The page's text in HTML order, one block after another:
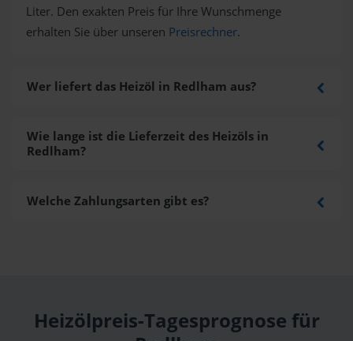
Liter. Den exakten Preis für Ihre Wunschmenge
erhalten Sie über unseren Preisrechner.
Wer liefert das Heizöl in Redlham aus?
Wie lange ist die Lieferzeit des Heizöls in
Redlham?
Welche Zahlungsarten gibt es?
Heizölpreis-Tagesprognose für